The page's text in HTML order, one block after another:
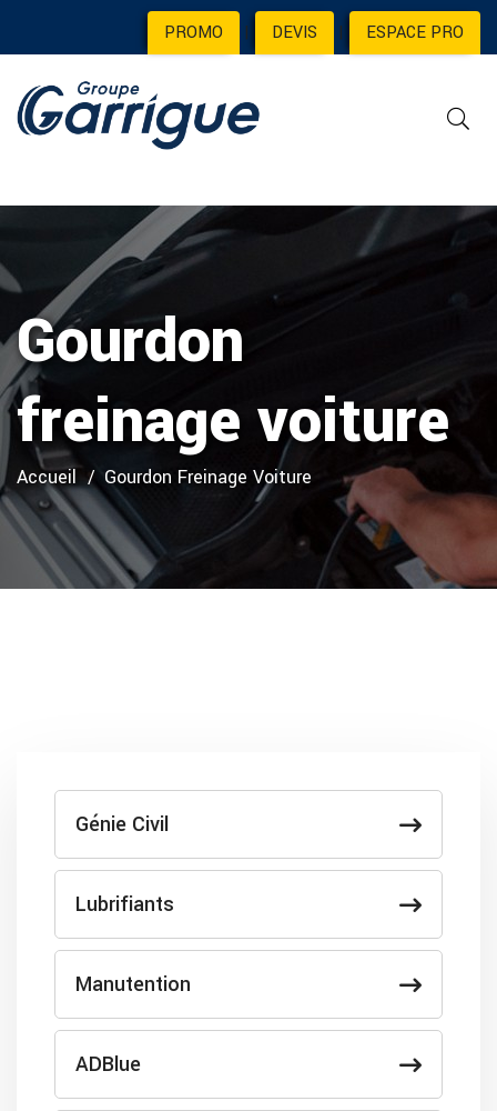
PROMO | DEVIS | ESPACE PRO
Gourdon
freinage voiture
Accueil Gourdon Freinage Voiture
Génie Civil
Lubrifiants
Manutention
ADBlue